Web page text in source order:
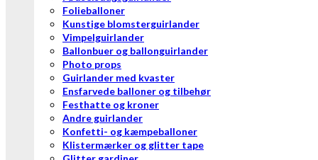
Folieballoner
Kunstige blomsterguirlander
Vimpelguirlander
Ballonbuer og ballonguirlander
Photo props
Guirlander med kvaster
Ensfarvede balloner og tilbehør
Festhatte og kroner
Andre guirlander
Konfetti- og kæmpeballoner
Klistermærker og glitter tape